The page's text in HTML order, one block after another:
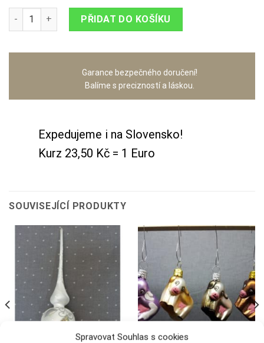
Spravovat Souhlas s cookies
Sada 12+1 Depeche Mode množství
PŘIDAT DO KOŠÍKU
Garance bezpečného doručení!
Balíme s precizností a láskou.
Expedujeme i na Slovensko!
Kurz 23,50 Kč = 1 Euro
SOUVISEJÍCÍ PRODUKTY